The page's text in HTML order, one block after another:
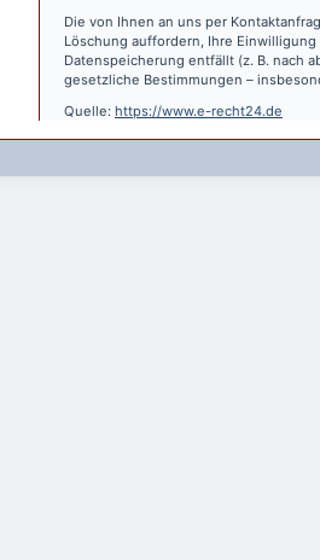
Die von Ihnen an uns per
Löschung auffordern, Ihre
Datenspeicherung entfällt (z. B. nach
gesetzliche Bestimmungen –
Quelle: https://www.e-recht24.de